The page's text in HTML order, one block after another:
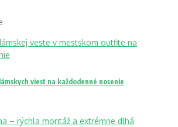
viest na každodenné nosenie